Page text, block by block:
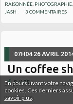
En poursuivant votre
cookies. Ces derniers
savoir plus
RAISONNÉE PHOTOGRAPHIE
JASH
3 COMMENTAIRES
07H04 26 AVRIL
Un coffee
SHARE